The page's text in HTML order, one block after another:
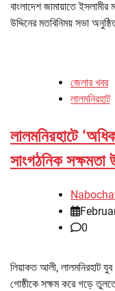
বাংলাদেশ জামায়াতে
উদ্দিনের মতবিনিময় সভা
জেলার খবর
লালমনিরহাট
লালমনিরহাটে
সাংগঠনিক সক্ষমতা
0
লিয়াকত আলী, লালমনিরহাট
গোষ্ঠীকে সক্ষম করে গড়ে